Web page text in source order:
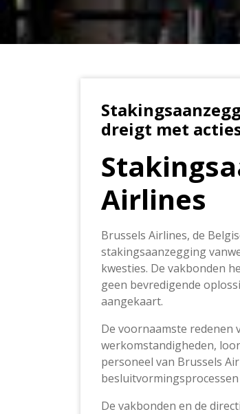
dreigt met
Airlines
Brussels Airlines, de
stakingsaanzegging
kwesties. De vakbonden
geen bevredigende
aangekaart.
De voornaamste redenen
werkomstandigheden,
personeel van Brussels
De vakbonden en de